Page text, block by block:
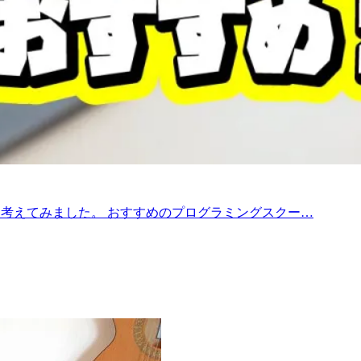
えてみました。 おすすめのプログラミングスクー…